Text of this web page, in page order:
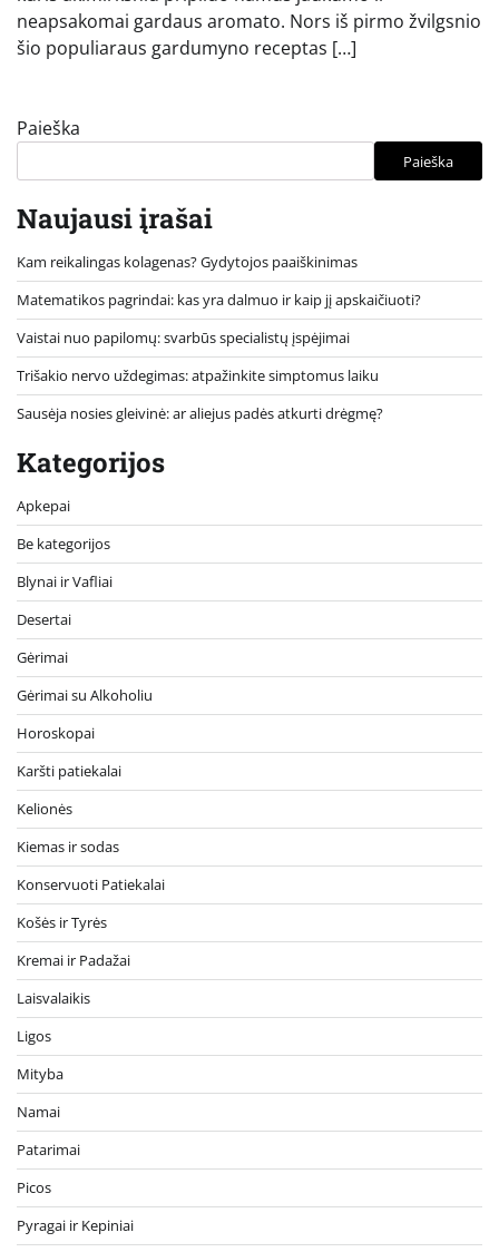
neapsakomai gardaus aromato. Nors iš pirmo žvilgsnio
šio populiaraus gardumyno receptas […]
Paieška
Paieška
Naujausi įrašai
Kam reikalingas kolagenas? Gydytojos paaiškinimas
Matematikos pagrindai: kas yra dalmuo ir kaip jį apskaičiuoti?
Vaistai nuo papilomų: svarbūs specialistų įspėjimai
Trišakio nervo uždegimas: atpažinkite simptomus laiku
Sausėja nosies gleivinė: ar aliejus padės atkurti drėgmę?
Kategorijos
Apkepai
Be kategorijos
Blynai ir Vafliai
Desertai
Gėrimai
Gėrimai su Alkoholiu
Horoskopai
Karšti patiekalai
Kelionės
Kiemas ir sodas
Konservuoti Patiekalai
Košės ir Tyrės
Kremai ir Padažai
Laisvalaikis
Ligos
Mityba
Namai
Patarimai
Picos
Pyragai ir Kepiniai